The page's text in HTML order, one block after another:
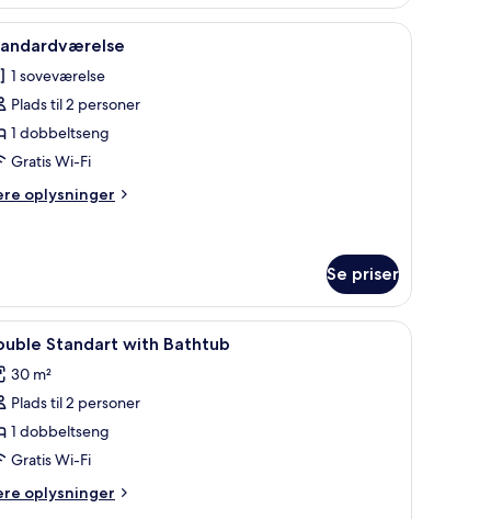
oplyst af varm belysning. Et soveværelse med stenvægge, en
13
1 soveværelse
Plads til 2 personer
1 dobbeltseng
Gratis Wi-Fi
oplysninger
Se priser
Et soveværelse med stenvægge, en
17 Standart with Bathtub
30 m²
Plads til 2 personer
1 dobbeltseng
Gratis Wi-Fi
oplysninger